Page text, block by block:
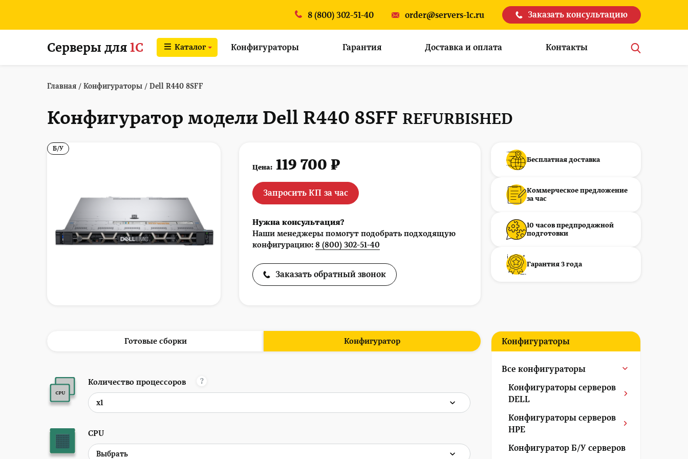
8 (800) 302-51-40 order@servers-1c.ru Заказать консультацию
Серверы для 1С Каталог Конфигураторы Гарантия Доставка и оплата Контакты
Главная / Конфигураторы / Dell R440 8SFF
Конфигуратор модели Dell R440 8SFF REFURBISHED
Бесплатная доставка
Коммерческое предложение
за час
10 часов предпродажной
подготовки
Гарантия 3 года
Б/У
Цена: 119 700 ₽
Запросить КП за час
Нужна консультация?
Наши менеджеры помогут подобрать подходящую
конфигурацию: 8 (800) 302-51-40
Заказать обратный звонок
Конфигураторы
Все конфигураторы
Конфигураторы серверов
DELL
Конфигураторы серверов
HPE
Конфигуратор Б/У серверов
Готовые сборки Конфигуратор
Количество процессоров ?
CPU